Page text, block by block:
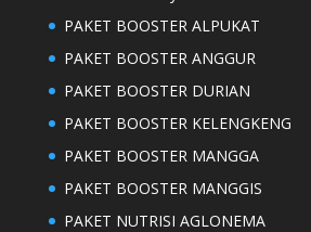
PAKET BOOSTER ALPUKAT
PAKET BOOSTER ANGGUR
PAKET BOOSTER DURIAN
PAKET BOOSTER KELENGKENG
PAKET BOOSTER MANGGA
PAKET BOOSTER MANGGIS
PAKET NUTRISI AGLONEMA